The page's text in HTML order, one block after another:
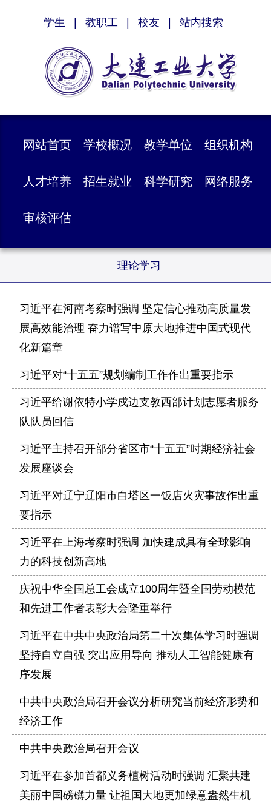
学生 教职工 校友 站内搜索
网站首页 学校概况 教学单位 组织机构
人才培养 招生就业 科学研究 网络服务
审核评估
理论学习
习近平在河南考察时强调 坚定信心推动高质量发
展高效能治理 奋力谱写中原大地推进中国式现代
化新篇章
习近平对“十五五”规划编制工作作出重要指示
习近平给谢依特小学戍边支教西部计划志愿者服务
队队员回信
习近平主持召开部分省区市“十五五”时期经济社会
发展座谈会
习近平对辽宁辽阳市白塔区一饭店火灾事故作出重
要指示
习近平在上海考察时强调 加快建成具有全球影响
力的科技创新高地
庆祝中华全国总工会成立100周年暨全国劳动模范
和先进工作者表彰大会隆重举行
习近平在中共中央政治局第二十次集体学习时强调
坚持自立自强 突出应用导向 推动人工智能健康有
序发展
中共中央政治局召开会议分析研究当前经济形势和
经济工作
中共中央政治局召开会议
习近平在参加首都义务植树活动时强调 汇聚共建
美丽中国磅礴力量 让祖国大地更加绿意盎然生机